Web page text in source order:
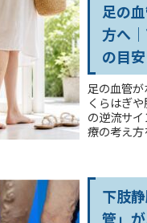
足の
方へ
の目
足の血管
くらはぎ
の逆流サ
療の考え方
下肢
管」